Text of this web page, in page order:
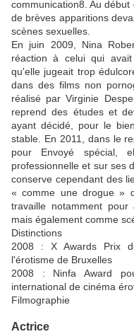
communication8. Au
de brèves apparitions
scènes sexuelles.
En juin 2009, Nina
réaction à celui qui
qu'elle jugeait trop
dans des films non
réalisé par Virginie
reprend des études et
ayant décidé, pour le
stable. En 2011, dans le
pour Envoyé spécial,
professionnelle et sur ses
conserve cependant des
« comme une drogue »
travaille notamment
mais également comme
Distinctions
2008 : X Awards Prix
l'érotisme de Bruxelles
2008 : Ninfa Award
international de cinéma
Filmographie
Actrice